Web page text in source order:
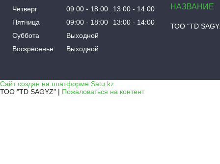
Четверг
09:00 18:00 13:00
14:00
Пятница
09:00 18:00 13:00
14:00
Суббота
Выходной
Воскресенье
Выходной
ТОО "TD
Сайт создан на платформе Satu.kz
ТОО "TD SAGYZ" | Пожаловаться на контент